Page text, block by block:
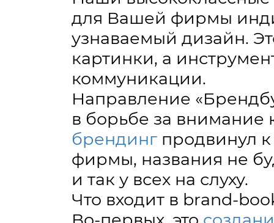
для Вашей фирмы
узнаваемый дизайн.
картинки, а
коммуникации.
Направление
в борьбе за внимание
брендинг продвинул
фирмы, названия не
и так у всех на слуху.
Что входит в brand-